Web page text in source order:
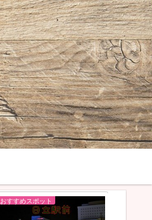
おすすめスポット